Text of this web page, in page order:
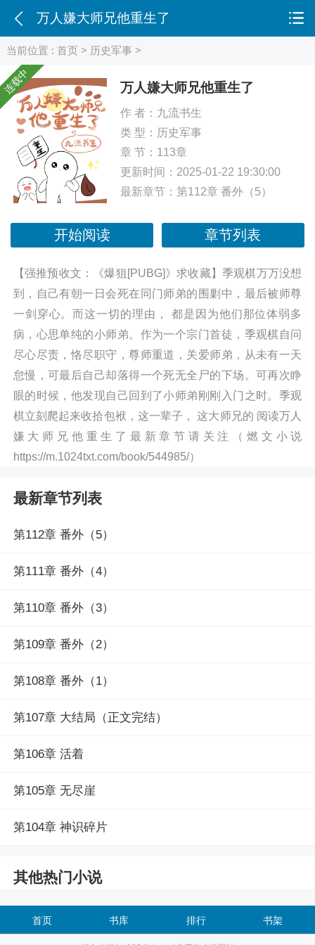
当前位置 :首页 > 历史军事 >
连载中 万人嫌大师兄他重生了
作 者： 九流书生
类 型： 历史军事
章 节：113章
更新时间：2025-01-22 19:30:00
最新章节： 第112章 番外（5）
开始阅读 章节列表
【强推预收文：《爆狙[PUBG]》求收藏】季观棋万万没想
到，自己有朝一日会死在同门师弟的围剿中，最后被师尊
一剑穿心。而这一切的理由， 都是因为他们那位体弱多
病，心思单纯的小师弟。作为一个宗门首徒，季观棋自问
尽心尽责，恪尽职守，尊师重道，关爱师弟，从未有一天
怠慢，可最后自己却落得一个死无全尸的下场。可再次睁
眼的时候，他发现自己回到了小师弟刚刚入门之时。季观
棋立刻爬起来收拾包袱，这一辈子， 这大师兄的 阅读万人
嫌大师兄他重生了最新章节请关注（燃文小说
https://m.1024txt.com/book/544985/）
最新章节列表
第112章 番外（5）
第111章 番外（4）
第110章 番外（3）
第109章 番外（2）
第108章 番外（1）
第107章 大结局（正文完结）
第106章 活着
第105章 无尽崖
第104章 神识碎片
其他热门小说
首页 书库 排行 书架
万人嫌大师兄他重生了